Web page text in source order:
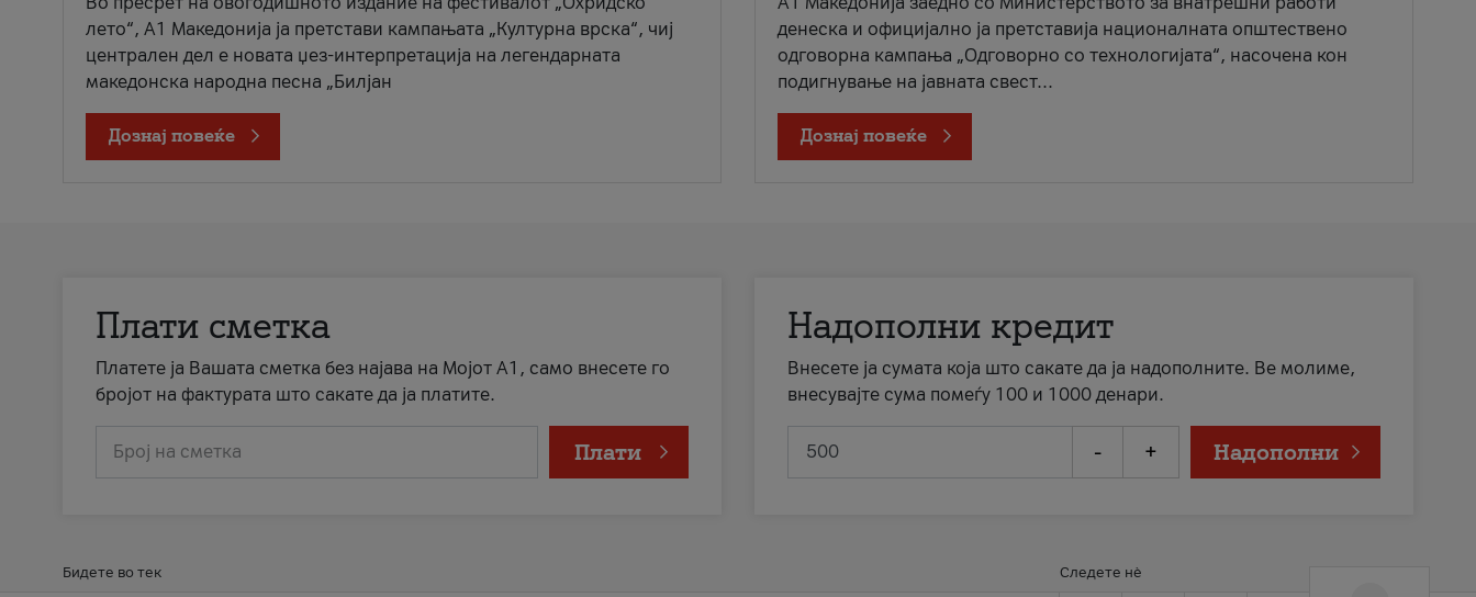
лето“, А1 Македонија ја претстави кампањата „Културна врска“, чиј
централен дел е новата џез-интерпретација на легендарната
македонска народна песна „Билјан
Дознај повеќе
денеска и официјално ја претставија националната општествено
одговорна кампања „Одговорно со технологијата“, насочена кон
подигнување на јавната свест...
Дознај повеќе
Плати сметка
Платете ја Вашата сметка без најава на Мојот А1, само внесете го
бројот на фактурата што сакате да ја платите.
Број на сметка Плати
Надополни кредит
Внесете ја сумата која што сакате да ја надополните. Ве молиме,
внесувајте сума помеѓу 100 и 1000 денари.
- + Надополни
Бидете во тек Следете нè